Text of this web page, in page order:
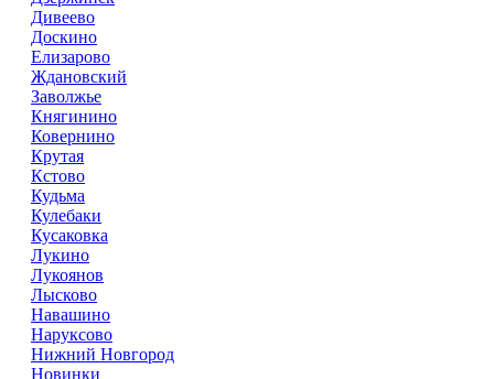
Дивеево
Доскино
Елизарово
Ждановский
Заволжье
Княгинино
Ковернино
Крутая
Кстово
Кудьма
Кулебаки
Кусаковка
Лукино
Лукоянов
Лысково
Навашино
Наруксово
Нижний Новгород
Новинки